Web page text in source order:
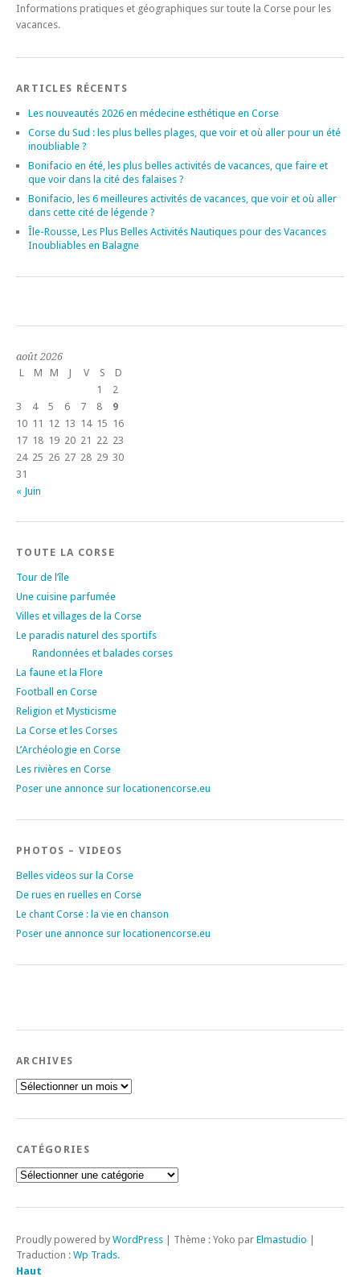
Informations pratiques et géographiques sur toute la Corse pour les
vacances.
ARTICLES RÉCENTS
Les nouveautés 2026 en médecine esthétique en Corse
Corse du Sud : les plus belles plages, que voir et où aller pour un été
inoubliable ?
Bonifacio en été, les plus belles activités de vacances, que faire et
que voir dans la cité des falaises ?
Bonifacio, les 6 meilleures activités de vacances, que voir et où aller
dans cette cité de légende ?
Île-Rousse, Les Plus Belles Activités Nautiques pour des Vacances
Inoubliables en Balagne
août 2026
L
M M J V S
D
1
2
3
4 5 6 7 8
9
10 11 12 13 14 15 16
17 18 19 20 21 22 23
24 25 26 27 28 29 30
31
« Juin
TOUTE LA CORSE
Tour de l’île
Une cuisine parfumée
Villes et villages de la Corse
Le paradis naturel des sportifs
Randonnées et balades corses
La faune et la Flore
Football en Corse
Religion et Mysticisme
La Corse et les Corses
L’Archéologie en Corse
Les rivières en Corse
Poser une annonce sur locationencorse.eu
PHOTOS – VIDEOS
Belles videos sur la Corse
De rues en ruelles en Corse
Le chant Corse : la vie en chanson
Poser une annonce sur locationencorse.eu
ARCHIVES
Archives
CATÉGORIES
Catégories
Proudly powered by WordPress Thème : Yoko par Elmastudio
Traduction : Wp Trads.
Haut